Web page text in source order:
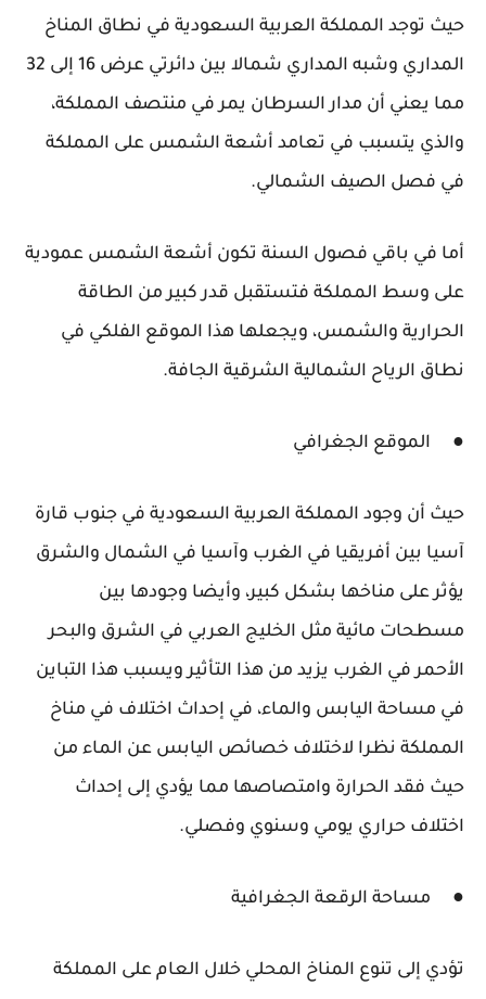
حيث توجد المملكة العربية السعودية في نطاق المناخ
المداري وشبه المداري شمالا بين دائرتي عرض 16 إلى 32
مما يعني أن مدار السرطان يمر في منتصف المملكة،
والذي يتسبب في تعامد أشعة الشمس على المملكة
في فصل الصيف الشمالي.
أما في باقي فصول السنة تكون أشعة الشمس عمودية
على وسط المملكة فتستقبل قدر كبير من الطاقة
الحرارية والشمس، ويجعلها هذا الموقع الفلكي في
نطاق الرياح الشمالية الشرقية الجافة.
● الموقع الجغرافي
حيث أن وجود المملكة العربية السعودية في جنوب قارة
آسيا بين أفريقيا في الغرب وآسيا في الشمال والشرق
يؤثر على مناخها بشكل كبير، وأيضا وجودها بين
مسطحات مائية مثل الخليج العربي في الشرق والبحر
الأحمر في الغرب يزيد من هذا التأثير ويسبب هذا التباين
في مساحة اليابس والماء، في إحداث اختلاف في مناخ
المملكة نظرا لاختلاف خصائص اليابس عن الماء من
حيث فقد الحرارة وامتصاصها مما يؤدي إلى إحداث
اختلاف حراري يومي وسنوي وفصلي.
● مساحة الرقعة الجغرافية
تؤدي إلى تنوع المناخ المحلي خلال العام على المملكة